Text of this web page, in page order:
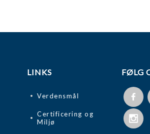
LINKS
Verdensmål
Certificering og
Miljø
FØLG